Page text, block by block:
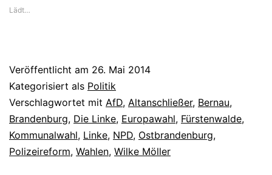
Lädt…
Veröffentlicht am 26. Mai 2014
Kategorisiert als Politik
Verschlagwortet mit AfD, Altanschließer, Bernau,
Brandenburg, Die Linke, Europawahl, Fürstenwalde,
Kommunalwahl, Linke, NPD, Ostbrandenburg,
Polizeireform, Wahlen, Wilke Möller